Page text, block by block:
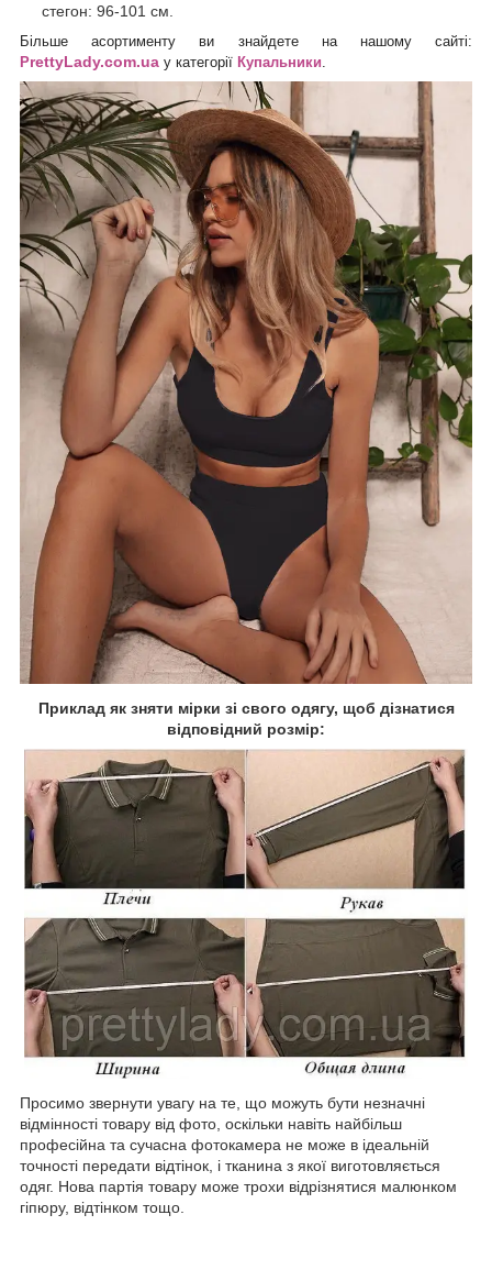
стегон: 96-101 см.
Більше асортименту ви знайдете на нашому сайті:
PrettyLady.com.ua у категорії Купальники
Приклад як зняти мірки зі свого одягу, щоб дізнатися
відповідний розмір:
Просимо звернути увагу на те, що можуть бути незначні
відмінності товару від фото, оскільки навіть найбільш
професійна та сучасна фотокамера не може в ідеальній
точності передати відтінок, і тканина з якої виготовляється
одяг. Нова партія товару може трохи відрізнятися малюнком
гіпюру, відтінком тощо.